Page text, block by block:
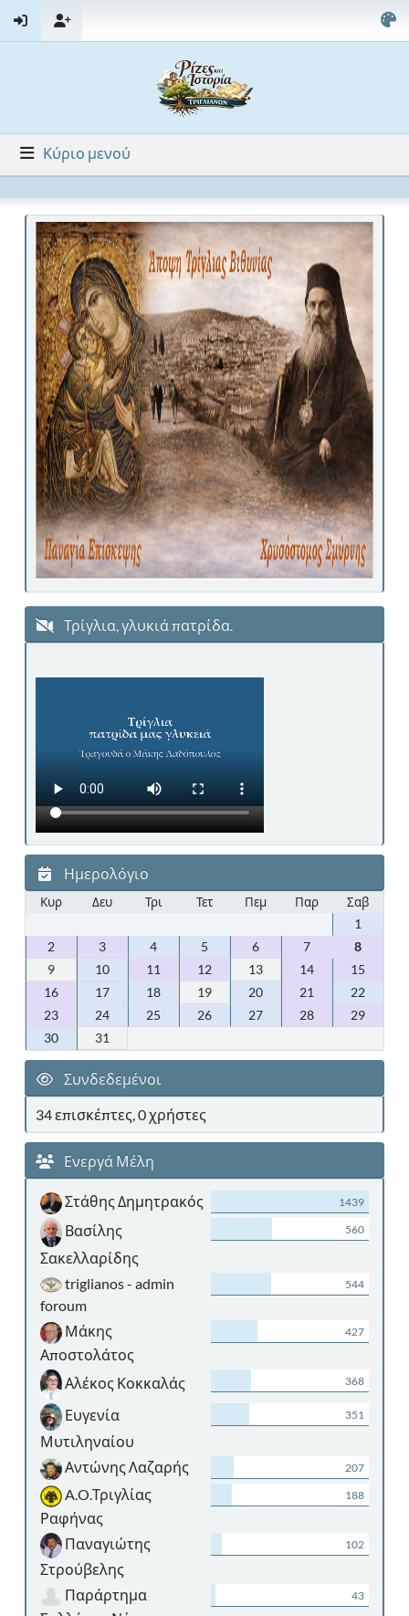
Κύριο μενού
Τρίγλια, γλυκιά πατρίδα.
Ημερολόγιο
Κυρ Δευ Τρι Τετ Πεμ Παρ
Σαβ
1
2
3 4 5 6 7
8
9
10 11 12 13 14
15
16
17 18 19 20 21
22
23
24 25 26 27 28
29
30
31
Συνδεδεμένοι
34 επισκέπτες, 0 χρήστες
Ενεργά Μέλη
Στάθης Δημητρακός 1439
Βασίλης
Σακελλαρίδης
560
triglianos - admin
foroum
544
Μάκης
Αποστολάτος
427
Αλέκος Κοκκαλάς 368
Ευγενία
Μυτιληναίου
351
Αντώνης Λαζαρής 207
A.O.Τριγλίας
Ραφήνας
188
Παναγιώτης
Στρούβελης
102
Παράρτημα
43